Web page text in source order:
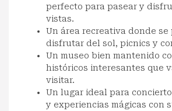
perfecto para pasear y
vistas.
Un área recreativa donde se
disfrutar del sol, picnics y
Un museo bien mantenido
históricos interesantes que
visitar.
Un lugar ideal para
y experiencias mágicas con